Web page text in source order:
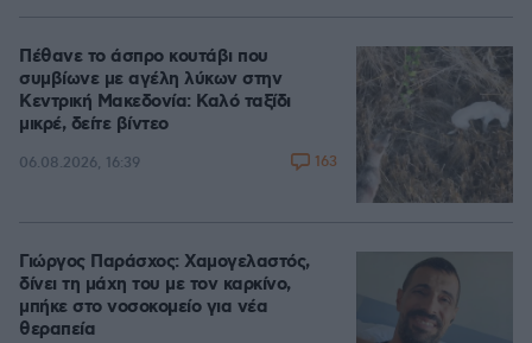
Πέθανε το άσπρο κουτάβι που
συμβίωνε με αγέλη λύκων στην
Κεντρική Μακεδονία: Καλό ταξίδι
μικρέ, δείτε βίντεο
06.08.2026, 16:39 163
Γιώργος Παράσχος: Χαμογελαστός,
δίνει τη μάχη του με τον καρκίνο,
μπήκε στο νοσοκομείο για νέα
θεραπεία